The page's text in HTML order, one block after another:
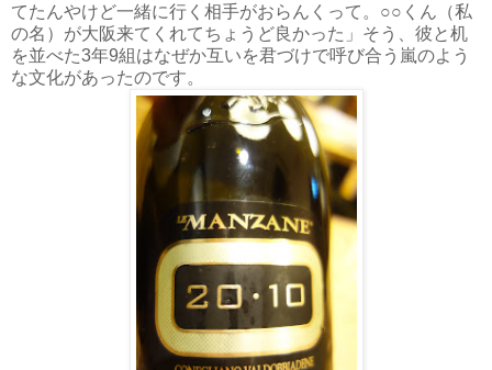
てたんやけど一緒に行く相手がおらんくって。○○くん（私
の名）が大阪来てくれてちょうど良かった」そう、彼と机
を並べた3年9組はなぜか互いを君づけで呼び合う嵐のよう
な文化があったのです。